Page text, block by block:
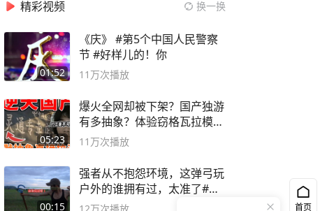
精彩视频 换一换
01:52
《庆》 #第5个中国人民警察
节 #好样儿的！你
11万次播放
05:23
爆火全网却被下架？国产独游
有多抽象？体验窃格瓦拉模拟
器！
11万次播放
00:15
强者从不抱怨环境，这弹弓玩
户外的谁拥有过，太准了#弹
弓#户外
首页